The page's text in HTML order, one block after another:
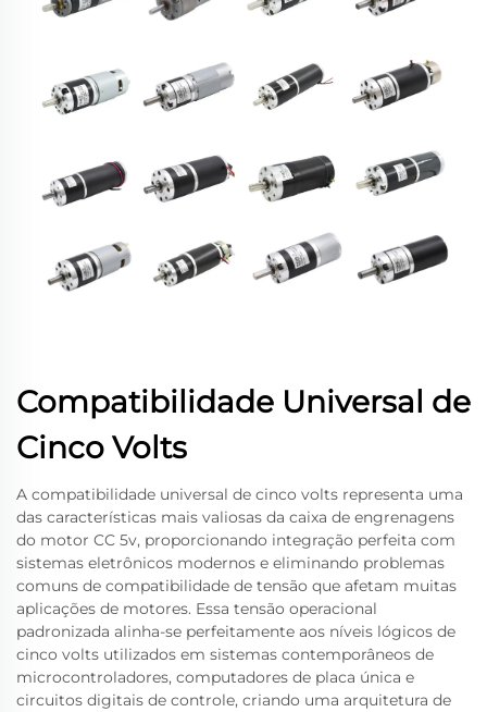
Compatibilidade Universal de
Cinco Volts
A compatibilidade universal de cinco volts representa uma
das características mais valiosas da caixa de engrenagens
do motor CC 5v, proporcionando integração perfeita com
sistemas eletrônicos modernos e eliminando problemas
comuns de compatibilidade de tensão que afetam muitas
aplicações de motores. Essa tensão operacional
padronizada alinha-se perfeitamente aos níveis lógicos de
cinco volts utilizados em sistemas contemporâneos de
microcontroladores, computadores de placa única e
circuitos digitais de controle, criando uma arquitetura de